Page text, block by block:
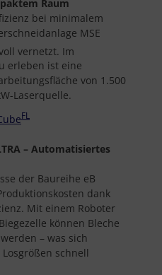
Raum
bei minimalem
MSE
vernetzt. Im
erleben ist eine
von 1.500
Laserquelle.
FL
– Automatisiertes
der Baureihe eB
dank
Mit einem Roboter
können Bleche
– was sich
schnell